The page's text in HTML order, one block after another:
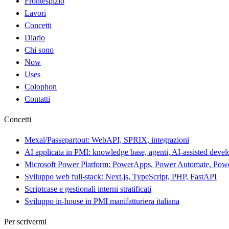
Lavori
Concetti
Diario
Chi sono
Now
Uses
Colophon
Contatti
Concetti
Mexal/Passepartout: WebAPI, SPRIX, integrazioni
AI applicata in PMI: knowledge base, agenti, AI-assisted
Microsoft Power Platform: PowerApps, Power Automate,
Sviluppo web full-stack: Next.js, TypeScript, PHP, FastAPI
Scriptcase e gestionali interni stratificati
Sviluppo in-house in PMI manifatturiera italiana
Per scrivermi